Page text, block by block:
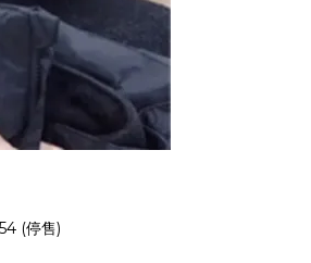
(停售)